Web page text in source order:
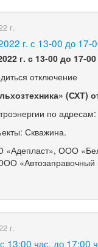
г.
г. с 13-00 до 17-
г.с 13-00 до 17-
отключение
(СХТ)
по адресам:
Скважина.
ООО
«Автозаправочный
г.
13:00 час. до 17:00